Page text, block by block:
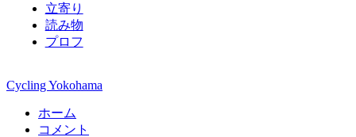
立寄り
読み物
プロフ
Cycling Yokohama
ホーム
コメント